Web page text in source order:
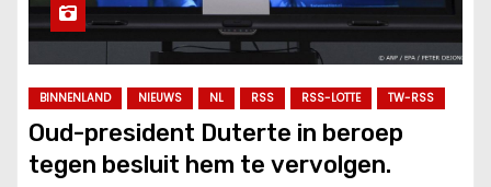
BINNENLAND NIEUWS NL RSS RSS-LOTTE TW-RSS
Oud-president Duterte in beroep
tegen besluit hem te vervolgen.